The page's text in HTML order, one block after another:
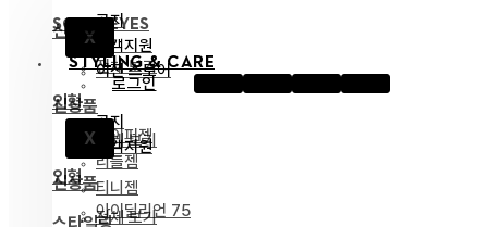
SOOM EYES
STYLING & CARE
로그인
X
공지
고객지원
신상품
전체 보기
X
공지
고객지원
이전 스토어
신상품
전체 보기
인형
아이딜리언 75
신상품
전체 보기
인형
하이퍼젬
리틀젬
티니젬